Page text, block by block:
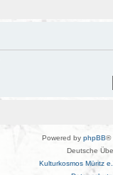
Powered by phpBB®
Deutsche
Kulturkosmos Müritz